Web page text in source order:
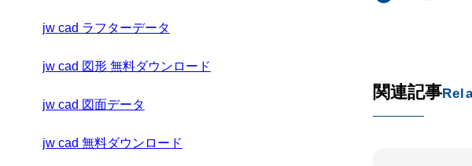
関連記事
jw cad ラフターデータ
jw cad 図形 無料ダウンロード
jw cad 図面データ
jw cad 無料ダウンロード